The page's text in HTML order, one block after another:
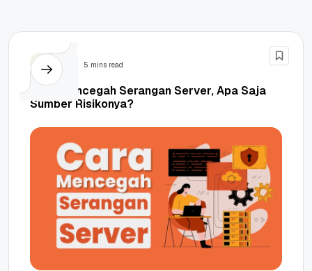
Server 5 mins read
Cara Mencegah Serangan Server, Apa Saja
Sumber Risikonya?